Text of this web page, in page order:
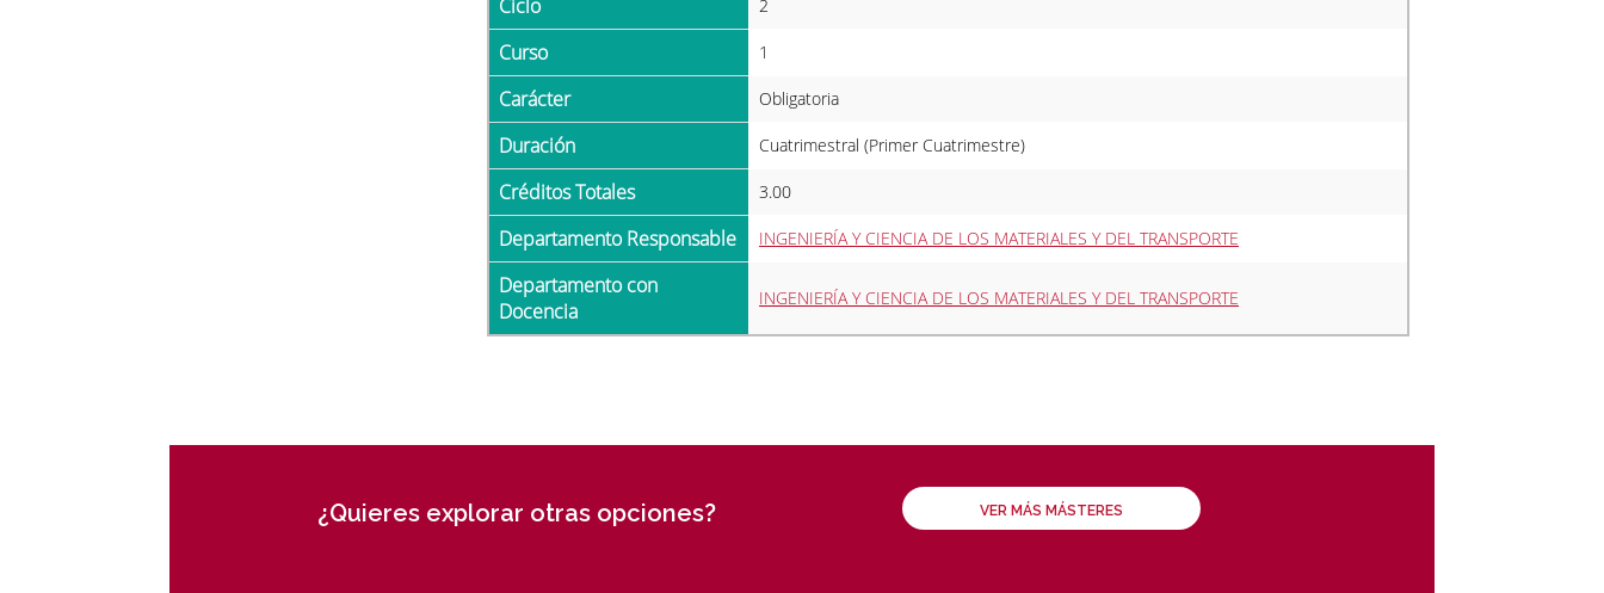
Ciclo 2
Curso 1
Carácter Obligatoria
Duración Cuatrimestral (Primer Cuatrimestre)
Créditos Totales 3.00
Departamento Responsable INGENIERÍA Y CIENCIA DE LOS MATERIALES Y DEL TRANSPORTE
Departamento con
Docencia
INGENIERÍA Y CIENCIA DE LOS MATERIALES Y DEL TRANSPORTE
¿Quieres explorar otras opciones? VER MÁS MÁSTERES